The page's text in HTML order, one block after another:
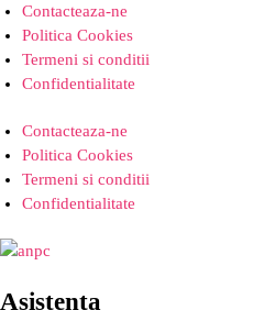
Contacteaza-ne
Politica Cookies
Termeni si conditii
Confidentialitate
Contacteaza-ne
Politica Cookies
Termeni si conditii
Confidentialitate
Asistenta